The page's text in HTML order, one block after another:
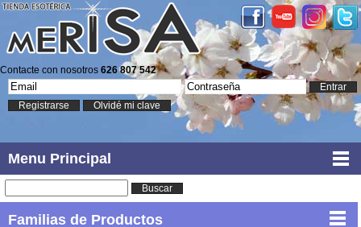
Contacte con nosotros 626 807 542
Entrar
Registrarse
Olvidé mi clave
Menu Principal
Buscar
Familias de Productos